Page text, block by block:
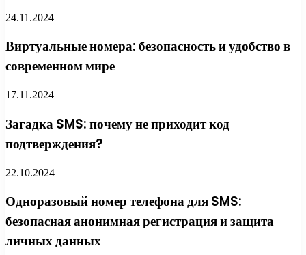
24.11.2024
Виртуальные номера: безопасность и удобство в
современном мире
17.11.2024
Загадка SMS: почему не приходит код
подтверждения?
22.10.2024
Одноразовый номер телефона для SMS:
безопасная анонимная регистрация и защита
личных данных